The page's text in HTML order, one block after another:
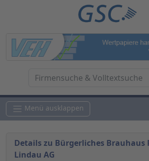
Menü ausklappen
Details zu Bürgerliches Brauhaus
Lindau AG